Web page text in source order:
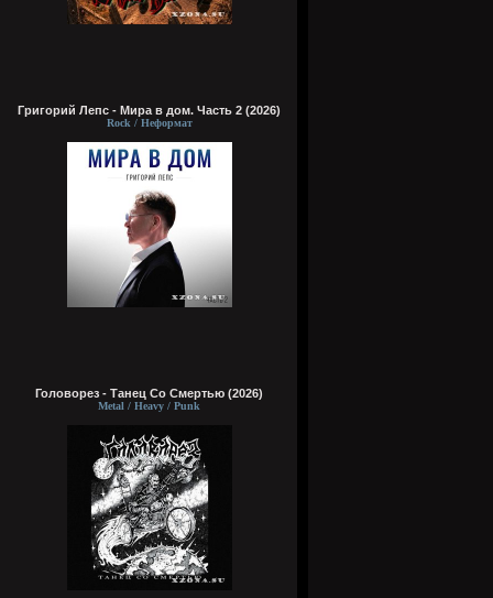
Григорий Лепс - Мира в дом. Часть 2 (2026)
Rock / Неформат
Головорез - Tанец Со Смертью (2026)
Metal / Heavy / Punk